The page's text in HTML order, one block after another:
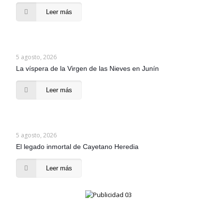
Leer más
5 agosto, 2026
La víspera de la Virgen de las Nieves en Junín
Leer más
5 agosto, 2026
El legado inmortal de Cayetano Heredia
Leer más